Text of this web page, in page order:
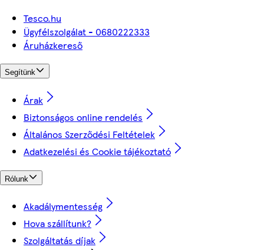
Tesco.hu
Ügyfélszolgálat - 0680222333
Áruházkereső
Segítünk
Árak
Biztonságos online rendelés
Általános Szerződési Feltételek
Adatkezelési és Cookie tájékoztató
Rólunk
Akadálymentesség
Hova szállítunk?
Szolgáltatás díjak